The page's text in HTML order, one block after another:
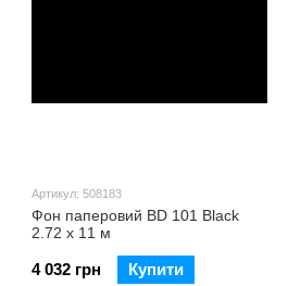
Артикул: 508183
Фон паперовий BD 101 Black
2.72 х 11 м
4 032 грн Купити